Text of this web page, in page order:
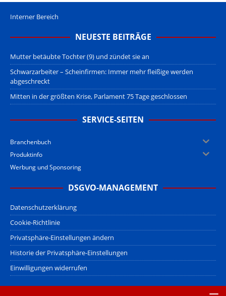
Interner Bereich
NEUESTE BEITRÄGE
Mutter betäubte Tochter (9) und zündet sie an
Schwarzarbeiter – Scheinfirmen: Immer mehr fleißige werden
abgeschreckt
Mitten in der größten Krise, Parlament 75 Tage geschlossen
SERVICE-SEITEN
Branchenbuch
Produktinfo
Werbung und Sponsoring
DSGVO-MANAGEMENT
Datenschutzerklärung
Cookie-Richtlinie
Privatsphäre-Einstellungen ändern
Historie der Privatsphäre-Einstellungen
Einwilligungen widerrufen